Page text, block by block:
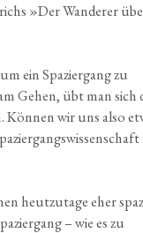
»Der Wan­de­rer
ein Spa­zier­gang zu
Gehen, übt man
Kön­nen wir uns also
heut­zu­ta­ge eher
– wie es zu